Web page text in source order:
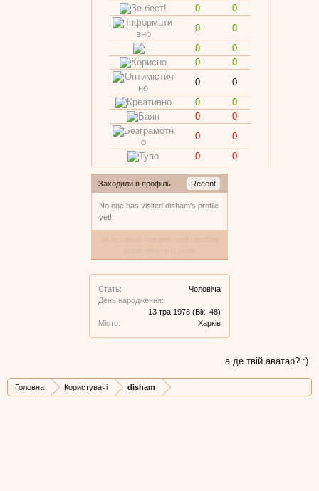
0
0
0
0
0
0
0
0
0
0
0
0
0
0
0
0
0
0
Заходили в профіль Recent
No one has visited disham's profile
yet!
Стать:
Чоловіча
День народження:
13 тра 1978 (Вік: 48)
Місто:
Харків
а де твій аватар? :)
Головна Користувачі disham